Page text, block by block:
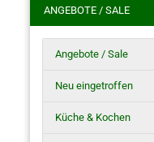
ANGEBOTE / SALE
Angebote / Sale
Neu eingetroffen
Küche & Kochen